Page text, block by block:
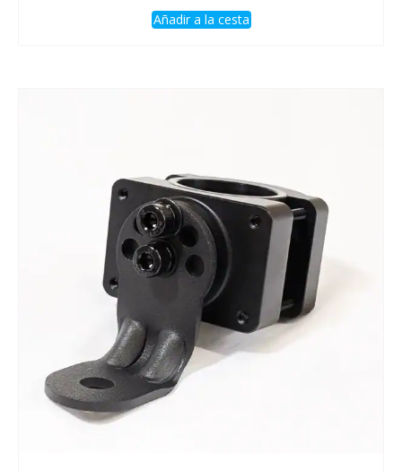
Añadir a la cesta